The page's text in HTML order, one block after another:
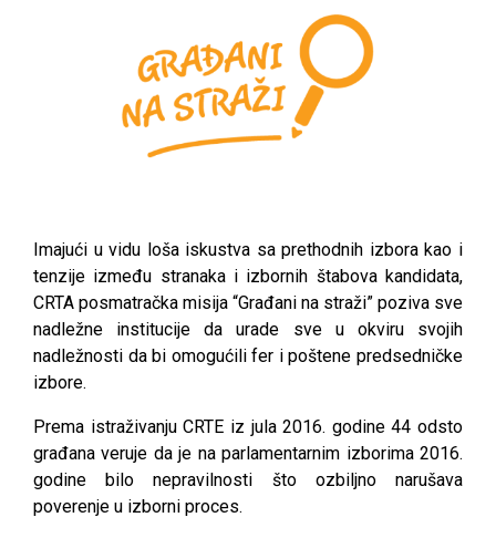
Imajući u vidu loša iskustva sa prethodnih izbora kao i
tenzije između stranaka i izbornih štabova kandidata,
CRTA posmatračka misija “Građani na straži” poziva sve
nadležne institucije da urade sve u okviru svojih
nadležnosti da bi omogućili fer i poštene predsedničke
izbore.
Prema istraživanju CRTE iz jula 2016. godine 44 odsto
građana veruje da je na parlamentarnim izborima 2016.
godine bilo nepravilnosti što ozbiljno narušava
poverenje u izborni proces.